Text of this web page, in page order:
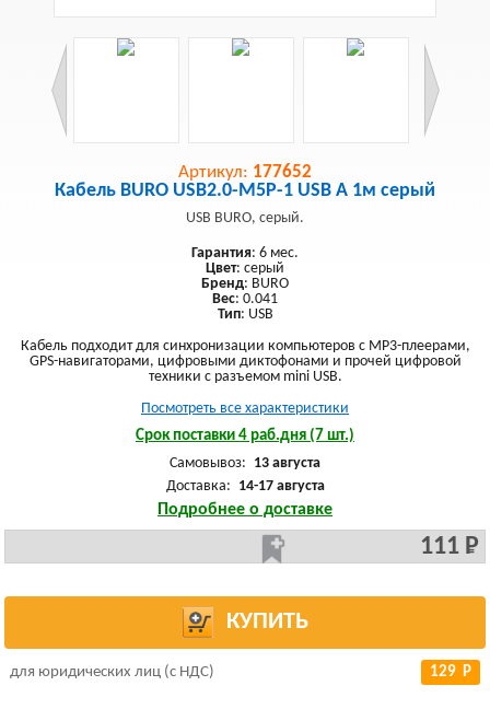
Артикул: 177652
Кабель BURO USB2.0-M5P-1 USB A 1м серый
USB BURO, серый.
Гарантия: 6 мес.
Цвет: серый
Бренд: BURO
Вес: 0.041
Тип: USB
Кабель подходит для синхронизации компьютеров с MP3-плеерами,
GPS-навигаторами, цифровыми диктофонами и прочей цифровой
техники с разъемом mini USB.
Посмотреть все характеристики
Срок поставки 4 раб.дня (7 шт.)
Самовывоз: 13 августа
Доставка: 14-17 августа
Подробнее о доставке
111 Р
КУПИТЬ
для юридических лиц (с НДС) 129 Р